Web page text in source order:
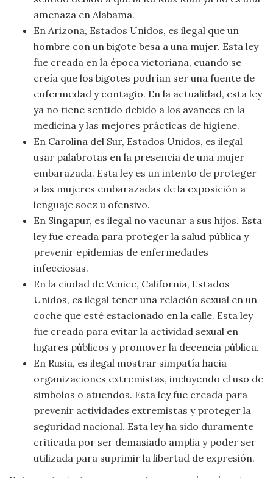
Psicología
Religión
Salud
Sociología
Tecnología
Universo
Viajar
amenaza en Alabama.
En Arizona, Estados Unidos, es ilegal que un
hombre con un bigote besa a una mujer. Esta ley
fue creada en la época victoriana, cuando se
creía que los bigotes podrían ser una fuente de
enfermedad y contagio. En la actualidad, esta ley
ya no tiene sentido debido a los avances en la
medicina y las mejores prácticas de higiene.
En Carolina del Sur, Estados Unidos, es ilegal
usar palabrotas en la presencia de una mujer
embarazada. Esta ley es un intento de proteger
a las mujeres embarazadas de la exposición a
lenguaje soez u ofensivo.
En Singapur, es ilegal no vacunar a sus hijos. Esta
ley fue creada para proteger la salud pública y
prevenir epidemias de enfermedades
infecciosas.
En la ciudad de Venice, California, Estados
Unidos, es ilegal tener una relación sexual en un
coche que esté estacionado en la calle. Esta ley
fue creada para evitar la actividad sexual en
lugares públicos y promover la decencia pública.
En Rusia, es ilegal mostrar simpatía hacia
organizaciones extremistas, incluyendo el uso de
simbolos o atuendos. Esta ley fue creada para
prevenir actividades extremistas y proteger la
seguridad nacional. Esta ley ha sido duramente
criticada por ser demasiado amplia y poder ser
utilizada para suprimir la libertad de expresión.